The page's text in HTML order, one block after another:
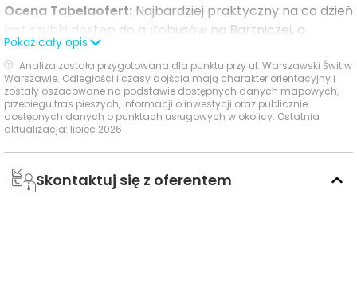
Ocena Tabelaofert: Najbardziej praktyczny na co dzień
jest szybki dostęp do autobusów na Bartniczej, a
Bazyliańska i tramwaje przy Rembielińskiej stanowią
wartościowe, choć dalsze uzupełnienie oferty.
Usługi na co dzień: zakupy, zdrowie i
gastronomia - w promieniu 1 km
W najbliższym otoczeniu inwestycji dostępna jest
praktyczna baza usług codziennych, obejmująca
Pokaż cały opis
Analiza została przygotowana dla punktu przy ul. Warszawski Świt w
Warszawie. Odległości i czasy dojścia mają charakter orientacyjny i
zostały oszacowane na podstawie dostępnych danych mapowych,
przebiegu tras pieszych, informacji o inwestycji oraz publicznie
dostępnych danych o punktach usługowych w okolicy. Ostatnia
aktualizacja: lipiec 2026
Skontaktuj się z oferentem